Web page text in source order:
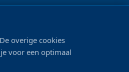
overige cookies
voor een optimaal